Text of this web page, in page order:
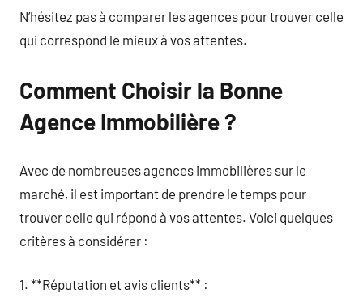
N’hésitez pas à comparer les agences pour trouver celle
qui correspond le mieux à vos attentes.
Comment Choisir la Bonne
Agence Immobilière ?
Avec de nombreuses agences immobilières sur le
marché, il est important de prendre le temps pour
trouver celle qui répond à vos attentes. Voici quelques
critères à considérer :
1. **Réputation et avis clients** :